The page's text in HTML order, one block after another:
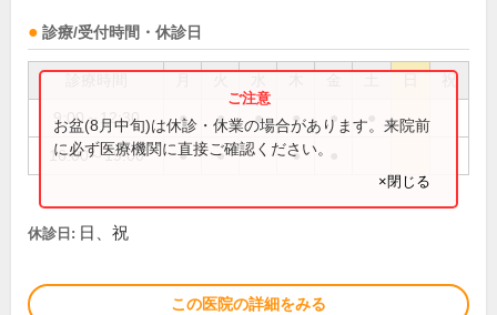
診療/受付時間・休診日
祝
9:00～12:30 ● ● ● ● ●
16:00～19:00 ● ● ●
お盆(8月中旬)は休診・休業の場合があります。来院前
に必ず医療機関に直接ご確認ください。
×閉じる
休診日: 日、祝
この医院の詳細をみる